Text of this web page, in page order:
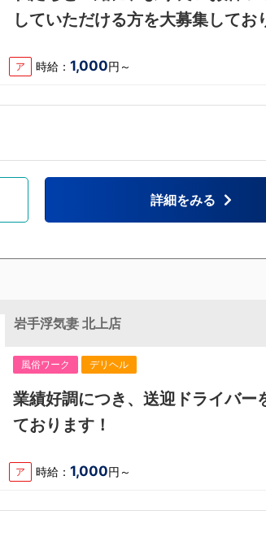
していただける方を大募集してお
ア 時給：1,000円～
詳細をみる
岩手浮気妻 北上店
風俗ワーク デリヘル
業績好調につき、送迎ドライバー
ております！
ア 時給：1,000円～